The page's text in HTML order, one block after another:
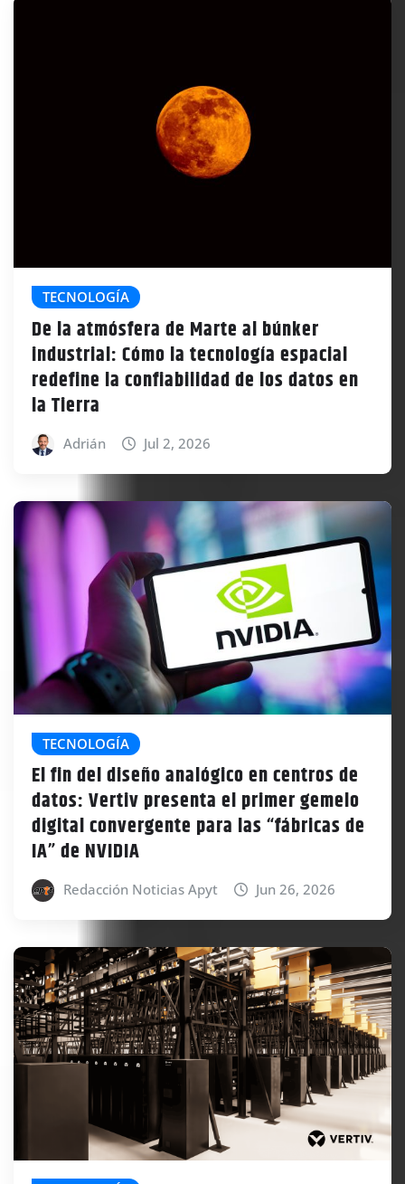
TECNOLOGÍA
De la atmósfera de Marte al búnker
industrial: Cómo la tecnología espacial
redefine la confiabilidad de los datos en
la Tierra
Adrián Jul 2, 2026
TECNOLOGÍA
El fin del diseño analógico en centros de
datos: Vertiv presenta el primer gemelo
digital convergente para las “fábricas de
IA” de NVIDIA
Redacción Noticias Apyt Jun 26, 2026